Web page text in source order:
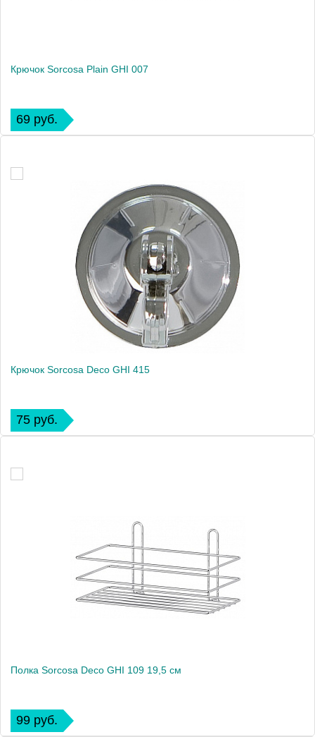
Крючок Sorcosa Plain GHI 007
69 руб.
Крючок Sorcosa Deco GHI 415
75 руб.
Полка Sorcosa Deco GHI 109 19,5 см
99 руб.